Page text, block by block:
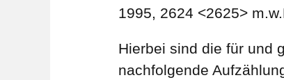
1995, 2624 <2625>
Hierbei sind die für und
nachfolgende